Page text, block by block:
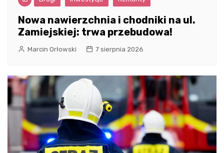
Nowa nawierzchnia i chodniki na ul.
Zamiejskiej: trwa przebudowa!
Marcin Orłowski 7 sierpnia 2026